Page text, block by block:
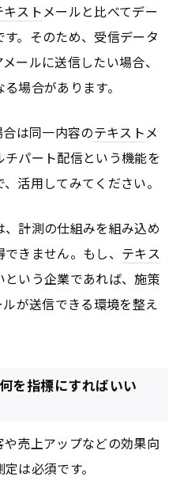
キストメールと比べてデー
。そのため、受信データ
ールに送信したい場合、
場合があります。
は同一内容のテキストメ
パート配信という機能を
活用してみてください。
、計測の仕組みを組み込め
きません。もし、 テキス
いう企業であれば、施策
ルが送信できる環境を整え
を指標にすればいい
や売上アップなどの効果向
は必須です。